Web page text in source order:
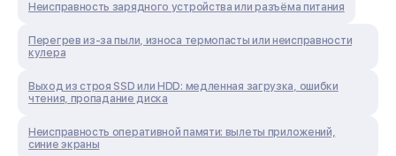
Неисправность зарядного устройства или разъёма питания
Перегрев из‑за пыли, износа термопасты или неисправности
кулера
Выход из строя SSD или HDD: медленная загрузка, ошибки
чтения, пропадание диска
Неисправность оперативной памяти: вылеты приложений,
синие экраны